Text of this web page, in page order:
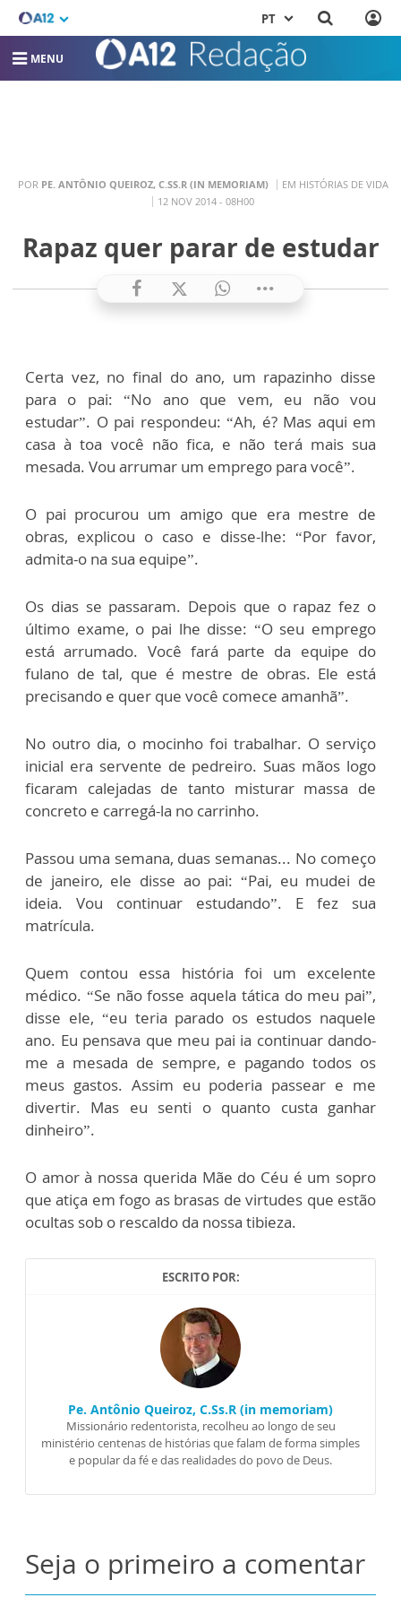
PT
MENU
POR PE. ANTÔNIO QUEIROZ, C.SS.R (IN MEMORIAM)
EM HISTÓRIAS DE VIDA
12 NOV 2014 - 08H00
Rapaz quer parar de estudar
Certa vez, no final do ano, um rapazinho disse
para o pai: “No ano que vem, eu não vou
estudar”. O pai respondeu: “Ah, é? Mas aqui em
casa à toa você não fica, e não terá mais sua
mesada. Vou arrumar um emprego para você”.
O pai procurou um amigo que era mestre de
obras, explicou o caso e disse-lhe: “Por favor,
admita-o na sua equipe”.
Os dias se passaram. Depois que o rapaz fez o
último exame, o pai lhe disse: “O seu emprego
está arrumado. Você fará parte da equipe do
fulano de tal, que é mestre de obras. Ele está
precisando e quer que você comece amanhã”.
No outro dia, o mocinho foi trabalhar. O serviço
inicial era servente de pedreiro. Suas mãos logo
ficaram calejadas de tanto misturar massa de
concreto e carregá-la no carrinho.
Passou uma semana, duas semanas... No começo
de janeiro, ele disse ao pai: “Pai, eu mudei de
ideia. Vou continuar estudando”. E fez sua
matrícula.
Quem contou essa história foi um excelente
médico. “Se não fosse aquela tática do meu pai”,
disse ele, “eu teria parado os estudos naquele
ano. Eu pensava que meu pai ia continuar dando-
me a mesada de sempre, e pagando todos os
meus gastos. Assim eu poderia passear e me
divertir. Mas eu senti o quanto custa ganhar
dinheiro”.
O amor à nossa querida Mãe do Céu é um sopro
que atiça em fogo as brasas de virtudes que estão
ocultas sob o rescaldo da nossa tibieza.
ESCRITO POR:
Pe. Antônio Queiroz, C.Ss.R (in memoriam)
Missionário redentorista, recolheu ao longo de seu
ministério centenas de histórias que falam de forma simples
e popular da fé e das realidades do povo de Deus.
Seja o primeiro a comentar